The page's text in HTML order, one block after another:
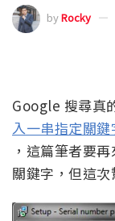
byRocky
Google 搜尋真
入一串指定關
，這篇筆者要
關鍵字，但這次